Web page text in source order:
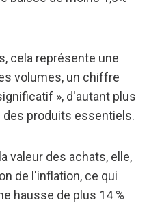
cela représente une
volumes, un chiffre
», d'autant plus
produits essentiels.
valeur des achats, elle,
de l'inflation, ce qui
hausse de plus 14 %